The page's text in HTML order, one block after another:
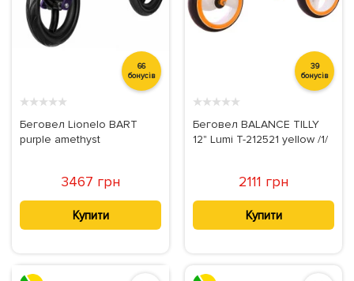
66
бонусів
★★★★★
Беговел Lionelo BART
purple amethyst
3467 грн
Купити
39
бонусів
★★★★★
Беговел BALANCE TILLY
12" Lumi T-212521 yellow /1/
2111 грн
Купити